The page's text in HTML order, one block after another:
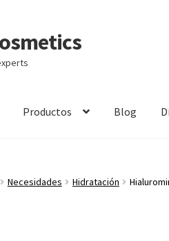
Productos Blog
Necesidades Hidratación